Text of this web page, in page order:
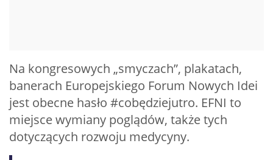
Na kongresowych „smyczach”, plakatach,
banerach Europejskiego Forum Nowych Idei
jest obecne hasło #cobędziejutro. EFNI to
miejsce wymiany poglądów, także tych
dotyczących rozwoju medycyny.